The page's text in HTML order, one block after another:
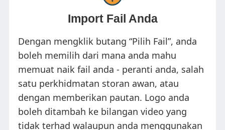
Import Fail Anda
Dengan mengklik butang “Pilih Fail”, anda
boleh memilih dari mana anda mahu
memuat naik fail anda - peranti anda, salah
satu perkhidmatan storan awan, atau
dengan memberikan pautan. Logo anda
boleh ditambah ke bilangan video yang
tidak terhad walaupun anda menggunakan